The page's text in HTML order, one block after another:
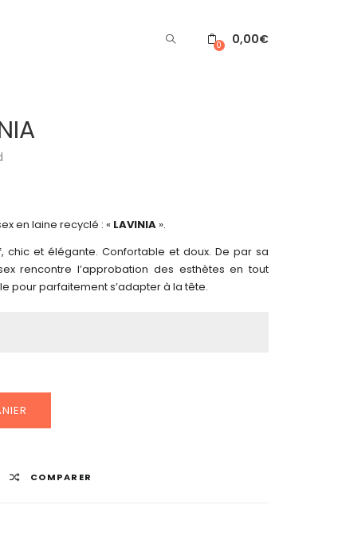
0 0,00€
en laine recyclé : « LAVINIA ».
chic et élégante. Confortable et doux. De par sa
rencontre l’approbation des esthètes en tout
pour parfaitement s’adapter à la tête.
COMPARER